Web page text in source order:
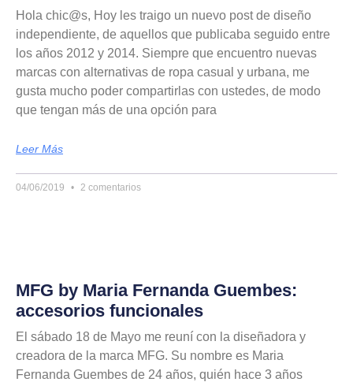
Hola chic@s, Hoy les traigo un nuevo post de diseño
independiente, de aquellos que publicaba seguido entre
los años 2012 y 2014. Siempre que encuentro nuevas
marcas con alternativas de ropa casual y urbana, me
gusta mucho poder compartirlas con ustedes, de modo
que tengan más de una opción para
Leer Más
04/06/2019 2 comentarios
MFG by Maria Fernanda Guembes:
accesorios funcionales
El sábado 18 de Mayo me reuní con la diseñadora y
creadora de la marca MFG. Su nombre es Maria
Fernanda Guembes de 24 años, quién hace 3 años